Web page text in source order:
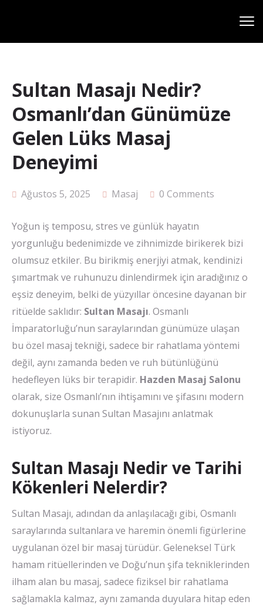
Sultan Masajı Nedir?
Osmanlı’dan Günümüze
Gelen Lüks Masaj
Deneyimi
Ağustos 5, 2025 Masaj 0 Comments
Yoğun iş temposu, stres ve günlük hayatın
yorgunluğu bedenimizde ve zihnimizde birikerek bizi
olumsuz etkiler. Bu birikmiş enerjiyi atmak, kendinizi
şımartmak ve ruhunuzu dinlendirmek için aradığınız o
eşsiz deneyim, belki de yüzyıllar öncesine dayanan bir
ritüelde saklıdır: Sultan Masajı. Osmanlı
İmparatorluğu’nun saraylarından günümüze ulaşan
bu özel masaj tekniği, sadece bir rahatlama yöntemi
değil, aynı zamanda beden ve ruh bütünlüğünü
hedefleyen lüks bir terapidir. Hazden Masaj Salonu
olarak, size Osmanlı’nın ihtişamını ve şifasını modern
dokunuşlarla sunan Sultan Masajını anlatmak
istiyoruz.
Sultan Masajı Nedir ve Tarihi
Kökenleri Nelerdir?
Sultan Masajı, adından da anlaşılacağı gibi, Osmanlı
saraylarında sultanlara ve haremin önemli figürlerine
uygulanan özel bir masaj türüdür. Geleneksel Türk
hamam ritüellerinden ve Doğu’nun şifa tekniklerinden
ilham alan bu masaj, sadece fiziksel bir rahatlama
sağlamakla kalmaz, aynı zamanda duyulara hitap eden